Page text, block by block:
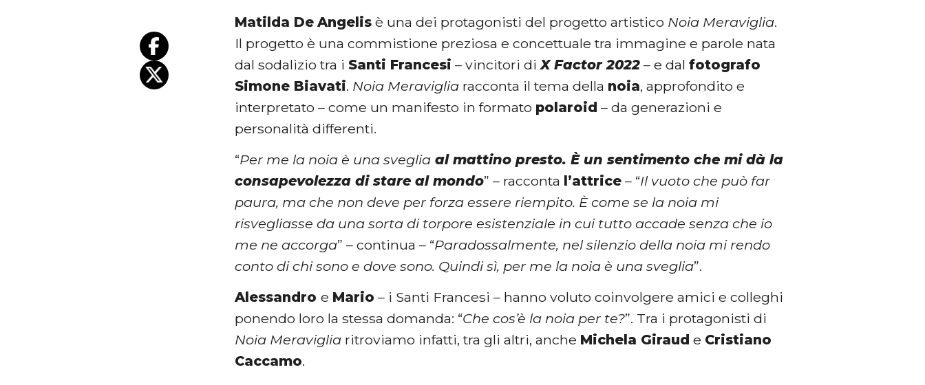
Matilda De Angelis è una dei protagonisti del progetto artistico Noia Meraviglia.
Il progetto è una commistione preziosa e concettuale tra immagine e parole nata
dal sodalizio tra i Santi Francesi – vincitori diX Factor 2022 – e dalfotografo
Simone Biavati. Noia Meraviglia racconta il tema della noia, approfondito e
interpretato – come un manifesto in formato polaroid – da generazioni e
personalità differenti.
“Per me la noia è una sveglia al mattino presto. È un sentimento che mi dà la
consapevolezza di stare al mondo” – racconta l’attrice – “Il vuoto che può far
paura, ma che non deve per forza essere riempito. È come se la noia mi
risvegliasse da una sorta di torpore esistenziale in cui tutto accade senza che io
me ne accorga” – continua – “Paradossalmente, nel silenzio della noia mi rendo
conto di chi sono e dove sono. Quindi sì, per me la noia è una sveglia”.
Alessandroe Mario – i Santi Francesi – hanno voluto coinvolgere amici e colleghi
ponendo loro la stessa domanda: “Che cos’è la noia per te?”. Tra i protagonisti di
Noia Meraviglia ritroviamo infatti, tra gli altri, anche Michela Giraud e Cristiano
Caccamo.